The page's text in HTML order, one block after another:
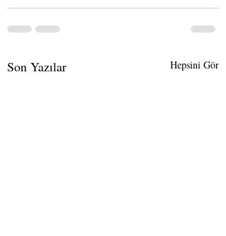
Son Yazılar Hepsini Gör